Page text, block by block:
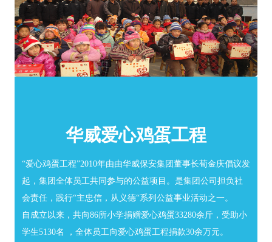
华威爱心鸡蛋工程
“爱心鸡蛋工程”2010年由由华威保安集团董事长荀金庆倡议发
起，集团全体员工共同参与的公益项目。是集团公司担负社
会责任，践行“主忠信，从义德“系列公益事业活动之一。
自成立以来，共向86所小学捐赠爱心鸡蛋33280余斤，受助小
学生5130名 ，全体员工向爱心鸡蛋工程捐款30余万元。